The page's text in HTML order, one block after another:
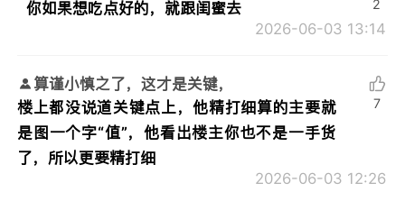
你如果想吃点好的，就跟闺蜜去
2026-06-03 13:14
2
算谨小慎之了，这才是关键，
楼上都没说道关键点上，他精打细算的主要就
是图一个字“值”，他看出楼主你也不是一手货
了，所以更要精打细
2026-06-03 12:26
7